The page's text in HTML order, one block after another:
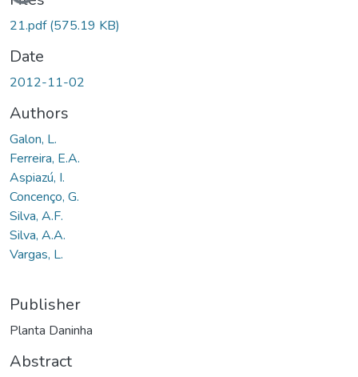
21.pdf(575.19 KB)
Date
2012-11-02
Authors
Galon, L.
Ferreira, E.A.
Aspiazú, I.
Concenço, G.
Silva, A.F.
Silva, A.A.
Vargas, L.
Publisher
Planta Daninha
Abstract